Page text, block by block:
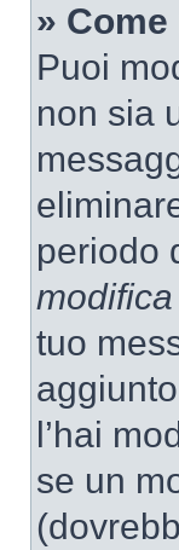
»
Puoi
non sia
periodo
modifica
tuo
l’hai
se un